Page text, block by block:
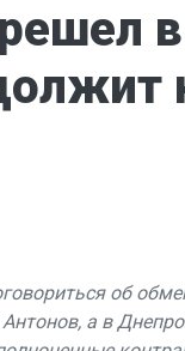
об
а в